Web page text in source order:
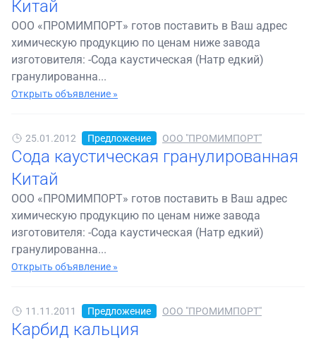
Китай
ООО «ПРОМИМПОРТ» готов поставить в Ваш адрес
химическую продукцию по ценам ниже завода
изготовителя: -Сода каустическая (Натр едкий)
гранулированна...
Открыть объявление »
25.01.2012 Предложение ООО "ПРОМИМПОРТ"
Сода каустическая гранулированная
Китай
ООО «ПРОМИМПОРТ» готов поставить в Ваш адрес
химическую продукцию по ценам ниже завода
изготовителя: -Сода каустическая (Натр едкий)
гранулированна...
Открыть объявление »
11.11.2011 Предложение ООО "ПРОМИМПОРТ"
Карбид кальция